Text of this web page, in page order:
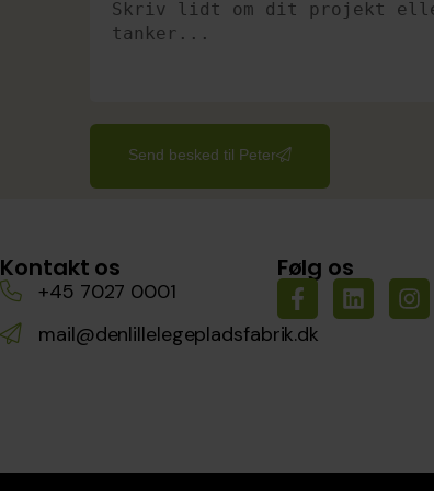
Send besked til Peter
Kontakt os
+45 7027 0001
mail@denlillelegepladsfabrik.dk
Følg os